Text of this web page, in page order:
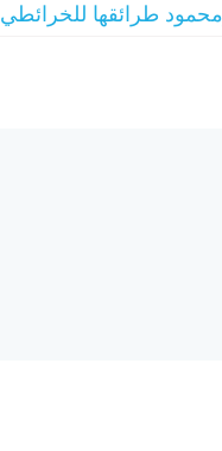
طرائقها للخرائطي